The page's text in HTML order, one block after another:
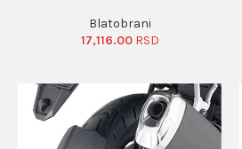
Blatobrani
17,116.00